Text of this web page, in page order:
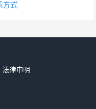
方式
法律申明